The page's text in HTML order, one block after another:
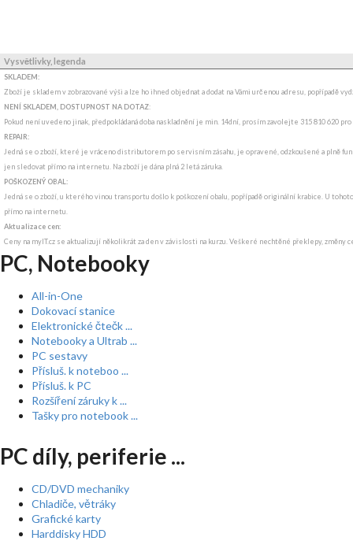
Vysvětlivky, legenda
SKLADEM:
Zboží je skladem v zobrazované výši a lze ho ihned objednat a dodat na Vámi určenou adresu, popřípadě
NENÍ SKLADEM, DOSTUPNOST NA DOTAZ:
Pokud není uvedeno jinak, předpokládaná doba naskladnění je min. 14dní, prosím zavolejte 315 810 620
REPAIR:
Jedná se o zboží, které je vráceno distributorem po servisním zásahu, je opravené, odzkoušené a plně
jen sledovat přímo na internetu. Na zboží je dána plná 2 letá záruka.
POŠKOZENÝ OBAL:
Jedná se o zboží, u kterého vinou transportu došlo k poškození obalu, popřípadě originální krabice. U
přímo na internetu.
Aktualizace cen:
Ceny na myIT.cz se aktualizují několikrát za den v závislosti na kurzu. Veškeré nechtěné překlepy, změny
PC, Notebooky
All-in-One
Dokovací stanice
Elektronické čtečk ...
Notebooky a Ultrab ...
PC sestavy
Přísluš. k noteboo ...
Přísluš. k PC
Rozšíření záruky k ...
Tašky pro notebook ...
PC díly, periferie ...
CD/DVD mechaniky
Chladiče, větráky
Grafické karty
Harddisky HDD